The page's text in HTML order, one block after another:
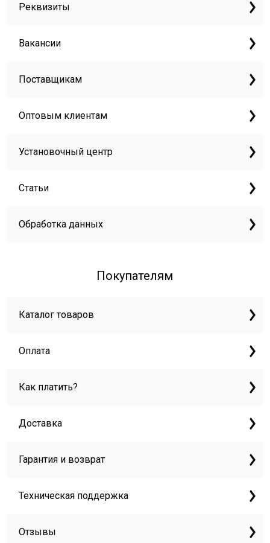
Реквизиты
Вакансии
Поставщикам
Оптовым клиентам
Установочный центр
Статьи
Обработка данных
Покупателям
Каталог товаров
Оплата
Как платить?
Доставка
Гарантия и возврат
Техническая поддержка
Отзывы